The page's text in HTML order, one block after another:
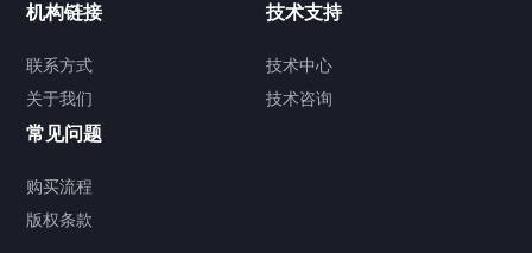
机构链接
联系方式
关于我们
技术支持
技术中心
技术咨询
常见问题
购买流程
版权条款